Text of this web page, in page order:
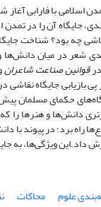
اسلامی با فارابی
جایگاه آن را در
چه بود؟ شناخت
شعر در میان دانش‌ها
قوانین صناعت شاعران
بازیابی جایگاه
حکمای مسلمان
دانش‌ها و هنرها
راه برد؛ در پیوند با
داد.این ویژگی‌ها، به
علوم محاکات